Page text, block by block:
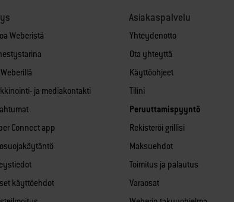
Weberistä
ja mediakontakti
Connect app
käyttöehdot
Asiakaspalvelu
Yhteydenotto
Ota yhteyttä
Käyttöohjeet
Tilini
Peruuttamispyyntö
Rekisteröi grillisi
Maksuehdot
Toimitus ja palautus
Varaosat